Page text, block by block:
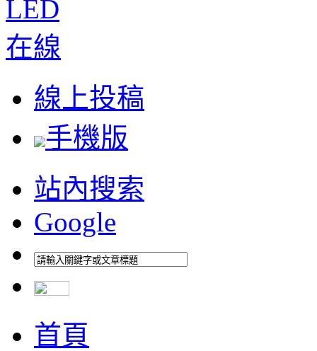
線上投稿
手機版
站內搜索
Google
首頁